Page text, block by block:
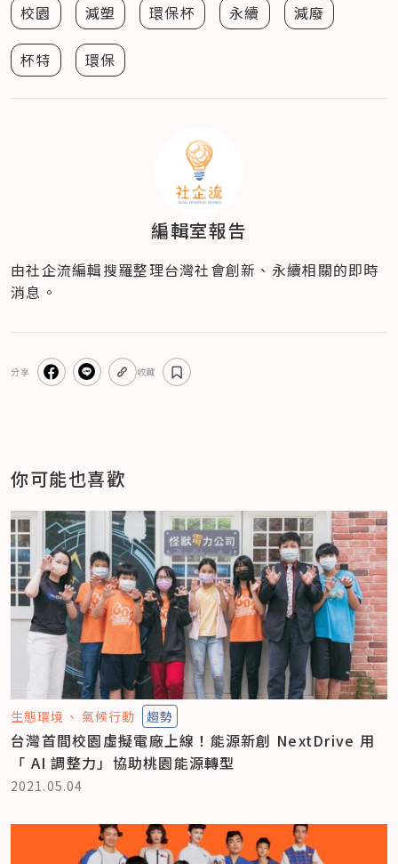
校園 減塑 環保杯 永續 減廢
杯特 環保
編輯室報告
由社企流編輯搜羅整理台灣社會創新、永續相關的即時
消息。
分享 收藏
你可能也喜歡
生態環境 氣候行動 趨勢
台灣首間校園虛擬電廠上線！能源新創 NextDrive 用
「 AI 調整力」協助桃園能源轉型
2021.05.04